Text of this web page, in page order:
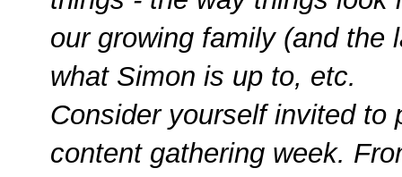
our growing family (and the
what Simon is up to, etc.
Consider yourself invited to
content gathering week.